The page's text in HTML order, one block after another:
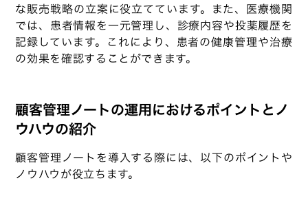
な販売戦略の立案に役立てています。また、医療機関
では、患者情報を一元管理し、診療内容や投薬履歴を
記録しています。これにより、患者の健康管理や治療
の効果を確認することができます。
顧客管理ノートの運用におけるポイントとノ
ウハウの紹介
顧客管理ノートを導入する際には、以下のポイントや
ノウハウが役立ちます。